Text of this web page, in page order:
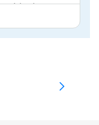
Ideal para
de vida,
a sua